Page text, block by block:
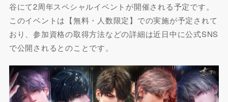
谷にて2周年スペシャルイベントが開催される予定です。
このイベントは【無料・人数限定】での実施が予定されて
おり、参加資格の取得方法などの詳細は近日中に公式SNS
で公開されるとのことです。